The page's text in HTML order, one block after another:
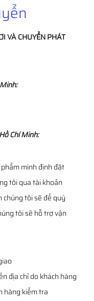
VÀ CHUYỂN PHÁT
Chí Minh:
mình định đặt
tôi qua tài khoản
chúng tôi sẽ để quý
tôi sẽ hỗ trợ vận
địa chỉ do khách hàng
hàng kiểm tra